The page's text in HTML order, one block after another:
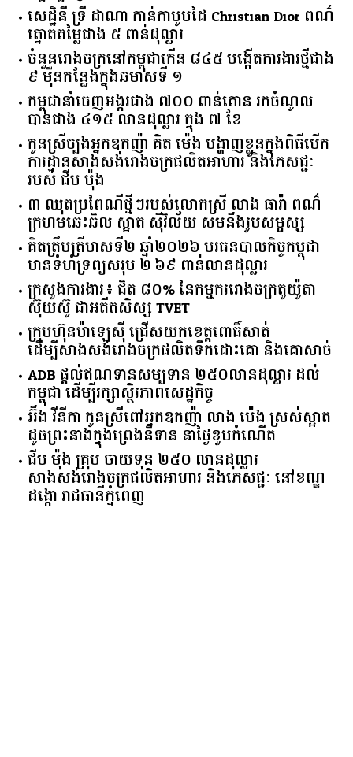
រ៉ូប Marshell នីមួយៗពិតជាស្រស់ស្អាត និងជាយីហោ
ល្បីល្បាញ
សេដ្ឋិនី ទ្រី ដាណា កាន់កាបូបដៃ Christian Dior ពណ៌
ត្នោតតម្លៃជាង ៥ ពាន់ដុល្លារ
ចំនួន​រោងចក្រ​នៅ​កម្ពុជា​កើន​ ​៨៤៥​ ​បង្កើត​ការងារ​ថ្មី​ជាង​
​៩​ ​ម៉ឺន​កន្លែង​ក្នុង​ឆមាស​ទី ​១​
កម្ពុជានាំចេញអង្ករជាង ៧០០ ពាន់តោន រកចំណូល
បានជាង ៤១៥ លានដុល្លារ ក្នុង ៧ ខែ
កូនស្រីច្បងអ្នកឧកញ៉ា គិត ម៉េង បង្ហាញខ្លួនក្នុងពិធីបើក
ការដ្ឋានសាងសង់រោងចក្រផលិតអាហារ និងភេសជ្ជៈ
របស់ ជីប ម៉ុង
៣ ឈុតប្រពៃណីថ្មីៗរបស់លោកស្រី លាង ធារ៉ា ពណ៌
ក្រហមឆេះឆិល ស្អាត ​ស៊ីវិល័យ សមនឹងរូបសម្ផស្ស
គិត​ត្រឹមត្រីមាស​ទី​២​ ​ឆ្នាំ​២០២៦​ បរធន​បាលកិច្ច​កម្ពុជា​ ​
មាន​ទំហំ​ទ្រព្យ​សរុប​ ​២.៦៩​ ​ពាន់លាន​ដុល្លារ​
ក្រសួង​ការងារ​៖ ​ជិត​ ​៨០​% ​នៃ​កម្មករ​រោងចក្រ​តូយ៉ូតា ​
ស៊ុយ​ស៊ូ ​ជា​អតីត​សិស្ស​ ​TVET​
ក្រុមហ៊ុន​ម៉ាឡេស៊ី ជ្រើសយកខេត្ដពោធិ៍សាត់
ដើម្បីសាងសង់រោងចក្រផលិតទឹកដោះគោ និងគោសាច់
ADB ផ្តល់ឥណទានសម្បទាន ២៥០លានដុល្លារ ដល់
កម្ពុជា ដើម្បីរក្សាស្ថិរភាពសេដ្ឋកិច្ច
អ៊ឹង វីនីកា កូនស្រីពៅអ្នកឧកញ៉ា លាង ម៉េង ស្រស់ស្អាត
ដូចព្រះនាងក្នុងព្រេងនិទាន នាថ្ងៃខួបកំណើត
ជីប ម៉ុង គ្រុប ចាយទុន ២៥០ លានដុល្លារ